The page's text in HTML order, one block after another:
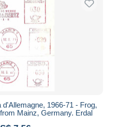
1966-71 - Frog,
Mainz, Germany. Erdal